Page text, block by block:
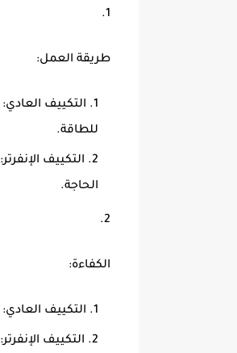
طريقة العمل:
التكييف العادي:
للطاقة.
التكييف الإنفرتر:
الحاجة.
الكفاءة:
التكييف العادي:
التكييف الإنفرتر: